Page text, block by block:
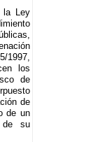
la Ley
1997,
los
de
de
de un
de su